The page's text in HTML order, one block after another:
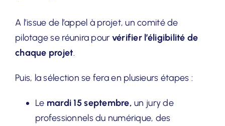
A l’issue de l’appel à projet, un comité de
pilotage se réunira pour vérifier l’éligibilité de
chaque projet.
Puis, la sélection se fera en plusieurs étapes :
Le mardi 15 septembre, un jury de
professionnels du numérique, des